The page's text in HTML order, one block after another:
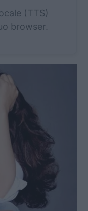
(TTS)
browser.